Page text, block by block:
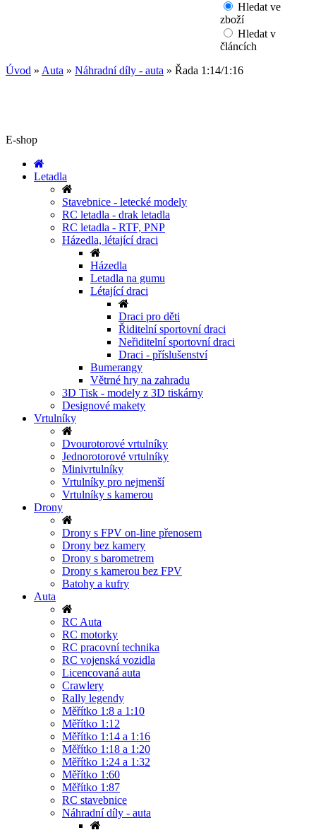
Hledat ve
zboží
Hledat v
článcích
Úvod » Auta » Náhradní díly - auta » Řada 1:14/1:16
E-shop
Letadla
Stavebnice - letecké modely
RC letadla - drak letadla
RC letadla - RTF, PNP
Házedla, létající draci
Házedla
Letadla na gumu
Létající draci
Draci pro děti
Řiditelní sportovní draci
Neřiditelní sportovní draci
Draci - příslušenství
Bumerangy
Větrné hry na zahradu
3D Tisk - modely z 3D tiskárny
Designové makety
Vrtulníky
Dvourotorové vrtulníky
Jednorotorové vrtulníky
Minivrtulníky
Vrtulníky pro nejmenší
Vrtulníky s kamerou
Drony
Drony s FPV on-line přenosem
Drony bez kamery
Drony s barometrem
Drony s kamerou bez FPV
Batohy a kufry
Auta
RC Auta
RC motorky
RC pracovní technika
RC vojenská vozidla
Licencovaná auta
Crawlery
Rally legendy
Měřítko 1:8 a 1:10
Měřítko 1:12
Měřítko 1:14 a 1:16
Měřítko 1:18 a 1:20
Měřítko 1:24 a 1:32
Měřítko 1:60
Měřítko 1:87
RC stavebnice
Náhradní díly - auta